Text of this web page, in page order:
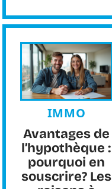
IMMO
Avantages de
l’hypothèque :
pourquoi en
souscrire? Les